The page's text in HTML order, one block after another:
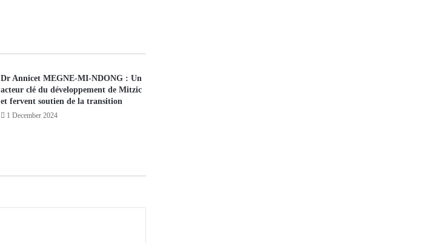
Dr Annicet MEGNE-MI-NDONG : Un
acteur clé du développement de Mitzic
et fervent soutien de la transition
1 December 2024